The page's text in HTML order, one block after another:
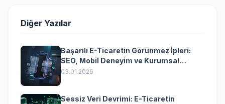
Diğer Yazılar
Başarılı E-Ticaretin Görünmez İpleri:
SEO, Mobil Deneyim ve Kurumsal
Yazılımın Kazandıran Senkronizasyonu
03.01.2026
Sessiz Veri Devrimi: E-Ticaretin